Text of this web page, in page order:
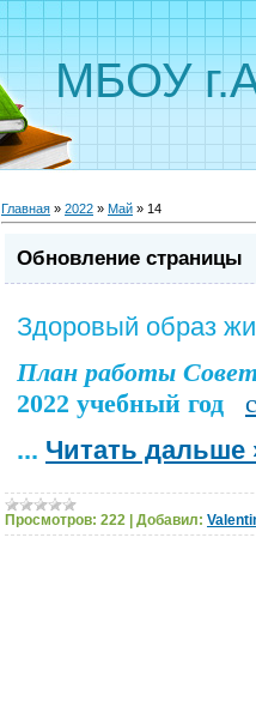
МБОУ
Главная » 2022 » Май » 14
Обновление страницы
Здоровый образ
План работы
2022 учебный год
... Читать дальше
Просмотров: 222 Добавил: